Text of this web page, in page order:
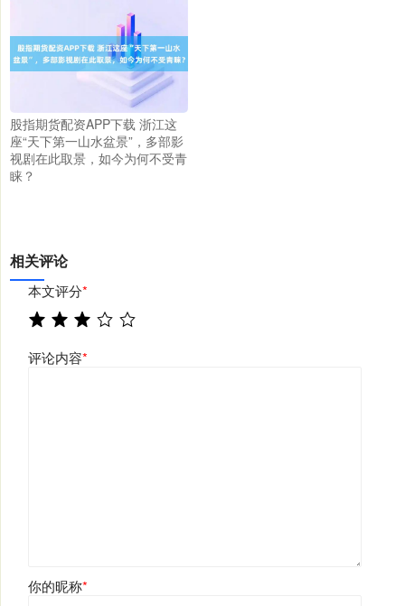
股指期货配资APP下载 浙江这
座“天下第一山水盆景”，多部影
视剧在此取景，如今为何不受青
睐？
相关评论
本文评分*
评论内容*
你的昵称*